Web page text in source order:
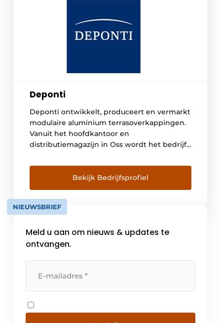
Deponti
Deponti ontwikkelt, produceert en vermarkt
modulaire aluminium terrasoverkappingen.
Vanuit het hoofdkantoor en
distributiemagazijn in Oss wordt het bedrijf
enthousiast team. Behalve de Deponti
aluminium terrasoverkapping werkt Deponti
aan een hele range van buitenleven
producten. Deponti wil met zijn
productassortiment het binnenleven
“Bestaande en nieuwe […]
Bekijk Bedrijfsprofiel
NIEUWSBRIEF
Meld u aan om nieuws & updates te
ontvangen.